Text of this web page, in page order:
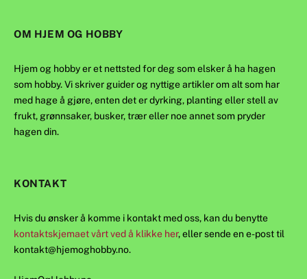
OM HJEM OG HOBBY
Hjem og hobby er et nettsted for deg som elsker å ha hagen
som hobby. Vi skriver guider og nyttige artikler om alt som har
med hage å gjøre, enten det er dyrking, planting eller stell av
frukt, grønnsaker, busker, trær eller noe annet som pryder
hagen din.
KONTAKT
Hvis du ønsker å komme i kontakt med oss, kan du benytte
kontaktskjemaet vårt ved å klikke her, eller sende en e-post til
kontakt@hjemoghobby.no.